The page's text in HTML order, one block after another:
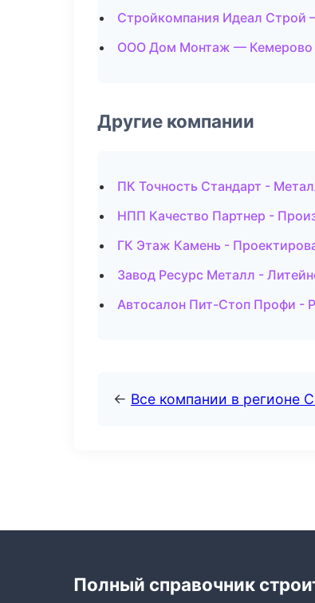
Стройкомпания Идеал Строй
ООО Дом Монтаж — Кемерово
Другие компании
ПК Точность Стандарт -
НПП Качество Партнер -
ГК Этаж Камень -
Завод Ресурс Металл -
Автосалон Пит-Стоп Профи -
← Все компании в регионе
Полный справочник